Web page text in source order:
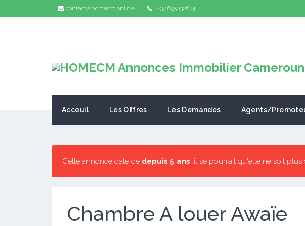
contact@homecm.online +237 695032634
Acceuil Les Offres Les Demandes Agents/
Cette annonce date de depuis 5 ans, il se pourrait qu'elle ne soit plus
Chambre A louer Awaïe